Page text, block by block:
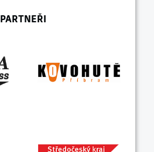
PARTNEŘI